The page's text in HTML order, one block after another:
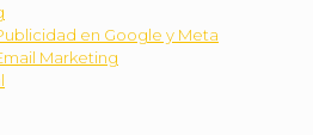
en Google y Meta
Marketing